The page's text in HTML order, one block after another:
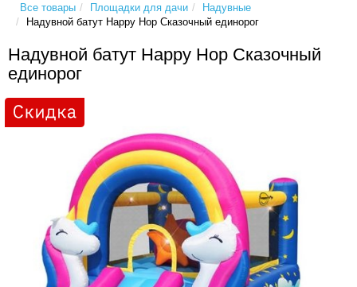
Все товары Площадки для дачи
Надувные
Надувной батут Happy Hop Сказочный единорог
Надувной батут Happy Hop Сказочный
единорог